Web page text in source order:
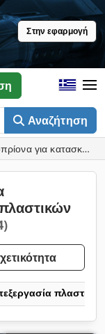
Στην εφαρμογή
Αναζήτηση
για